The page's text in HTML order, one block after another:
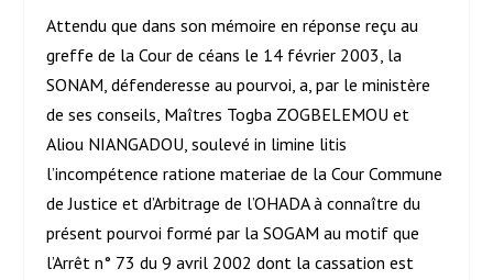
Attendu que dans son mémoire en réponse reçu au
greffe de la Cour de céans le 14 février 2003, la
SONAM, défenderesse au pourvoi, a, par le ministère
de ses conseils, Maîtres Togba ZOGBELEMOU et
Aliou NIANGADOU, soulevé in limine litis
l’incompétence ratione materiae de la Cour Commune
de Justice et d’Arbitrage de l’OHADA à connaître du
présent pourvoi formé par la SOGAM au motif que
l’Arrêt n° 73 du 9 avril 2002 dont la cassation est